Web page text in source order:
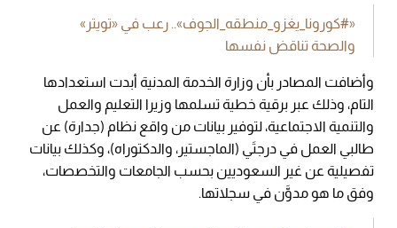
«#كورونا_يغزو_منطقه_الجوف».. رعب في «تويتر»
والصحة تناقض نفسها
وأضافت المصادر بأن وزارة الخدمة المدنية أبدت استعدادها
التام، وذلك عبر برقية خطية تسلمها وزيرا التعليم والعمل
والتنمية الاجتماعية، لتوفير بيانات من واقع نظام (جدارة) عن
طالبي العمل في درجتَي (الماجستير، والدكتوراه)، وكذلك بيانات
تفصيلية عن غير السعوديين بحسب الجامعات والتخصصات،
وفق ما هو مدوَّن في سجلاتها.